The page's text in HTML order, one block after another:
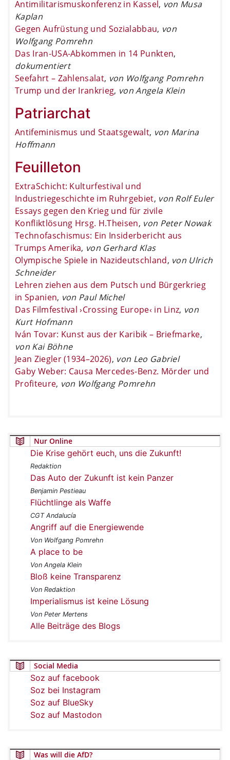
Antimilitarismuskonferenz in Kassel, von Musa
Kaplan
Gegen Aufrüstung und Sozialabbau, von
Wolfgang Pomrehn
Das Iran-USA-Abkommen in 14 Punkten,
dokumentiert
Seefahrt – Zahlensalat, von Wolfgang Pomrehn
Trump und der Irankrieg, von Angela Klein
Patriarchat
Antifeminismus und Staatsgewalt, von Marina
Hoffmann
Feuilleton
ExtraSchicht: Kulturfestival und
Industriegeschichte im Ruhrgebiet, von Rolf Euler
Essays gegen den Krieg und für zivile
Konfliktlösung Hrsg. H.Theisen, von Peter Nowak
Technofaschismus: Ein Insiderbericht aus
Trumps Amerika, von Gerhard Klas
Olympische Spiele in Nazideutschland, von Ulrich
Schneider
Lehren ziehen aus dem Putsch und Bürgerkrieg
in Spanien, von Paul Michel
Das Filmfestival ›Crossing Europe‹ in Linz, von
Kurt Hofmann
Iván Tovar: Kunst aus der Karibik – Briefmarke,
von Kai Böhne
Jean Ziegler (1934–2026), von Leo Gabriel
Gaby Weber: Causa Mercedes-Benz. Mörder und
Profiteure, von Wolfgang Pomrehn
Nur Online
Die Krise gehört euch, uns die Zukunft!
Redaktion
Das Auto der Zukunft ist kein Panzer
Benjamin Pestieau
Flüchtlinge als Waffe
CGT Andalucía
Angriff auf die Energiewende
Von Wolfgang Pomrehn
A place to be
Von Angela Klein
Bloß keine Transparenz
Von Redaktion
Imperialismus ist keine Lösung
Von Peter Mertens
Alle Beiträge des Blogs
Social Media
Soz auf facebook
Soz bei Instagram
Soz auf BlueSky
Soz auf Mastodon
Was will die AfD?